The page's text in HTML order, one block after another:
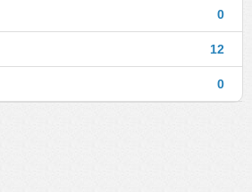
0
12
0